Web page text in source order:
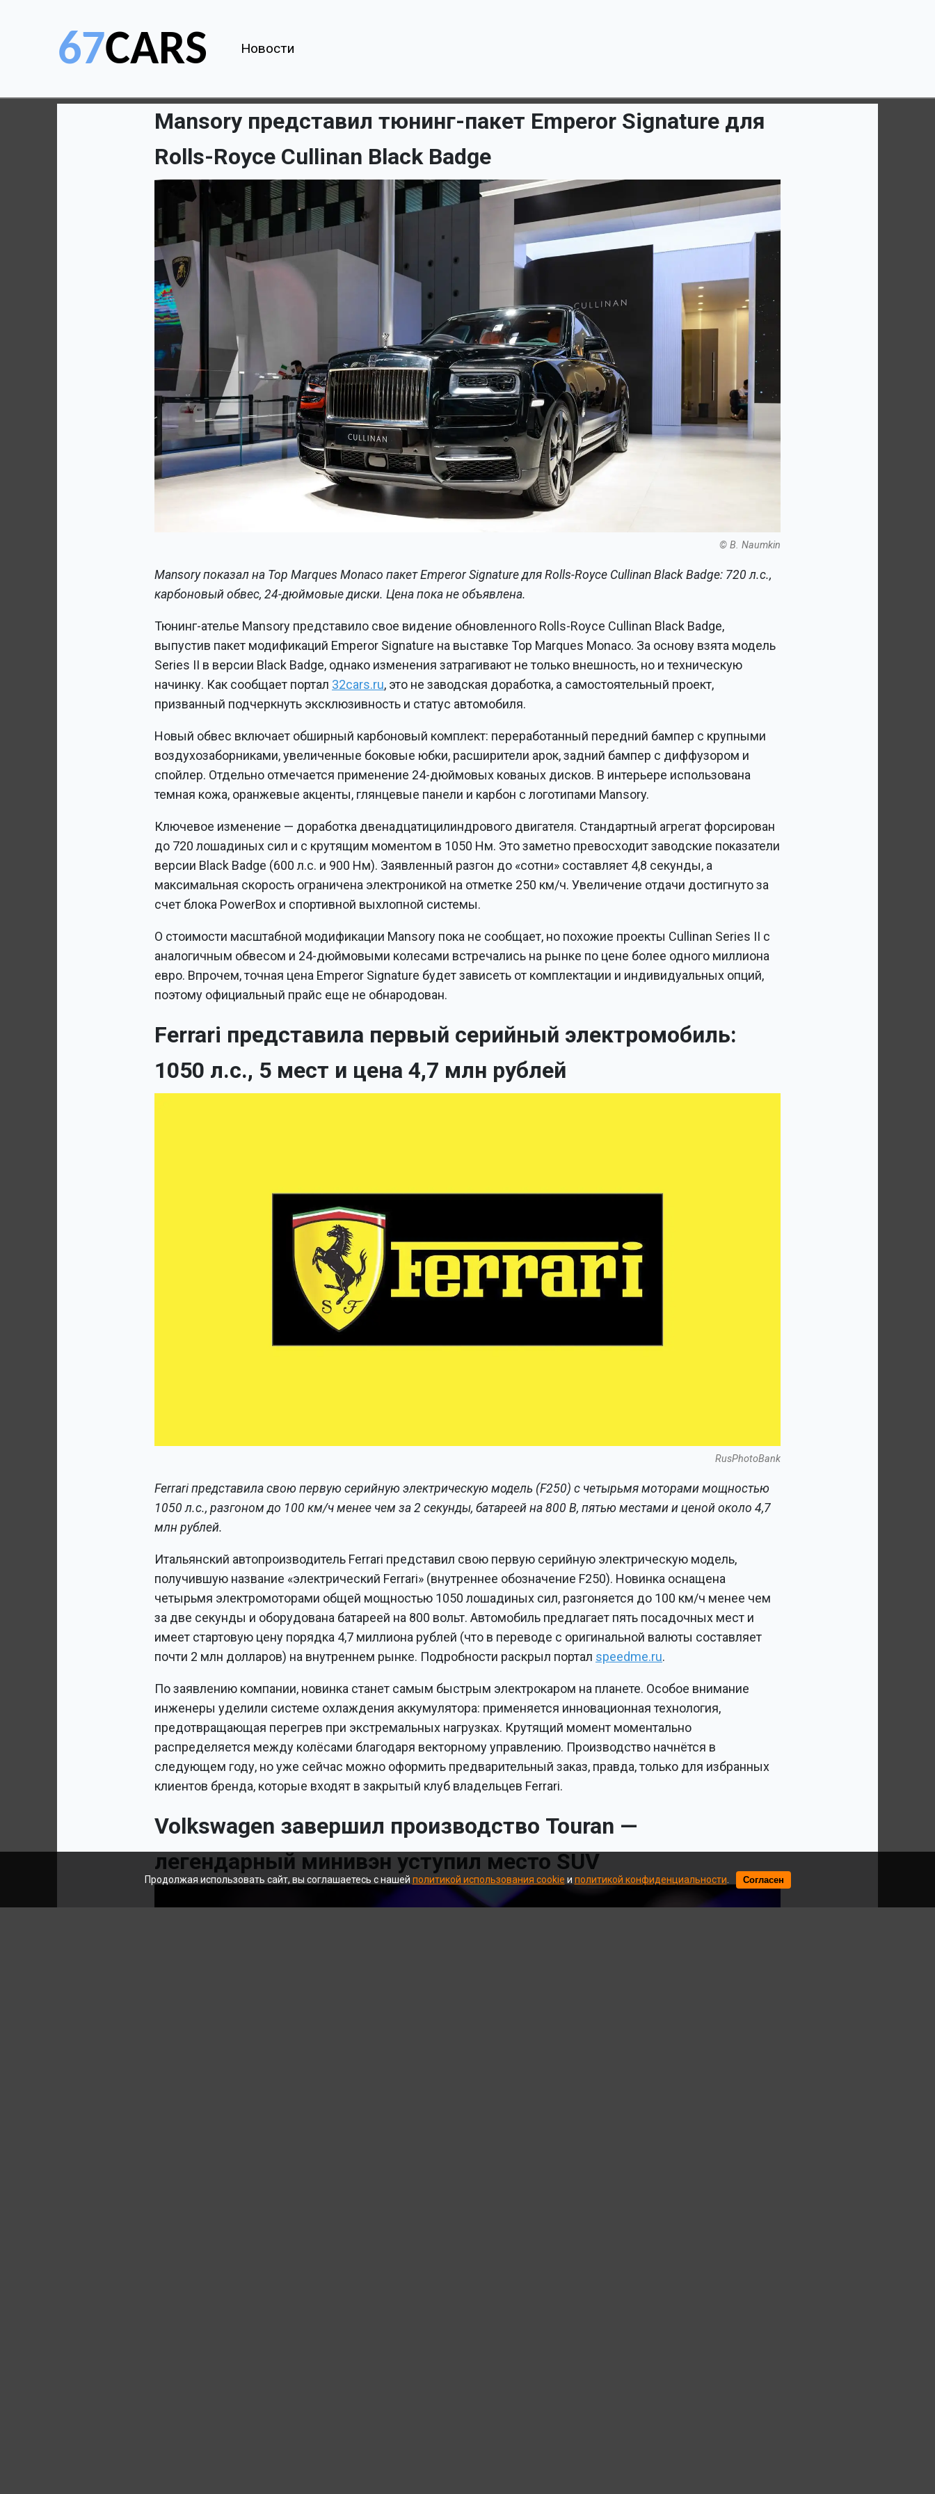
Новости
Mansory представил тюнинг-пакет Emperor Signature для
Rolls-Royce Cullinan Black Badge
© B. Naumkin
Mansory показал на Top Marques Monaco пакет Emperor Signature для Rolls-Royce Cullinan Black Badge: 720 л.с.,
карбоновый обвес, 24-дюймовые диски. Цена пока не объявлена.
Тюнинг-ателье Mansory представило свое видение обновленного Rolls-Royce Cullinan Black Badge,
выпустив пакет модификаций Emperor Signature на выставке Top Marques Monaco. За основу взята модель
Series II в версии Black Badge, однако изменения затрагивают не только внешность, но и техническую
начинку. Как сообщает портал 32cars.ru, это не заводская доработка, а самостоятельный проект,
призванный подчеркнуть эксклюзивность и статус автомобиля.
Новый обвес включает обширный карбоновый комплект: переработанный передний бампер с крупными
воздухозаборниками, увеличенные боковые юбки, расширители арок, задний бампер с диффузором и
спойлер. Отдельно отмечается применение 24-дюймовых кованых дисков. В интерьере использована
темная кожа, оранжевые акценты, глянцевые панели и карбон с логотипами Mansory.
Ключевое изменение — доработка двенадцатицилиндрового двигателя. Стандартный агрегат форсирован
до 720 лошадиных сил и с крутящим моментом в 1050 Нм. Это заметно превосходит заводские показатели
версии Black Badge (600 л.с. и 900 Нм). Заявленный разгон до «сотни» составляет 4,8 секунды, а
максимальная скорость ограничена электроникой на отметке 250 км/ч. Увеличение отдачи достигнуто за
счет блока PowerBox и спортивной выхлопной системы.
О стоимости масштабной модификации Mansory пока не сообщает, но похожие проекты Cullinan Series II с
аналогичным обвесом и 24-дюймовыми колесами встречались на рынке по цене более одного миллиона
евро. Впрочем, точная цена Emperor Signature будет зависеть от комплектации и индивидуальных опций,
поэтому официальный прайс еще не обнародован.
Ferrari представила первый серийный электромобиль:
1050 л.с., 5 мест и цена 4,7 млн рублей
RusPhotoBank
Ferrari представила свою первую серийную электрическую модель (F250) с четырьмя моторами мощностью
1050 л.с., разгоном до 100 км/ч менее чем за 2 секунды, батареей на 800 В, пятью местами и ценой около 4,7
млн рублей.
Итальянский автопроизводитель Ferrari представил свою первую серийную электрическую модель,
получившую название «электрический Ferrari» (внутреннее обозначение F250). Новинка оснащена
четырьмя электромоторами общей мощностью 1050 лошадиных сил, разгоняется до 100 км/ч менее чем
за две секунды и оборудована батареей на 800 вольт. Автомобиль предлагает пять посадочных мест и
имеет стартовую цену порядка 4,7 миллиона рублей (что в переводе с оригинальной валюты составляет
почти 2 млн долларов) на внутреннем рынке. Подробности раскрыл портал speedme.ru.
По заявлению компании, новинка станет самым быстрым электрокаром на планете. Особое внимание
инженеры уделили системе охлаждения аккумулятора: применяется инновационная технология,
предотвращающая перегрев при экстремальных нагрузках. Крутящий момент моментально
распределяется между колёсами благодаря векторному управлению. Производство начнётся в
следующем году, но уже сейчас можно оформить предварительный заказ, правда, только для избранных
клиентов бренда, которые входят в закрытый клуб владельцев Ferrari.
Volkswagen завершил производство Touran —
легендарный минивэн уступил место SUV
Продолжая использовать сайт, вы соглашаетесь с нашей политикой использования cookie и политикой конфиденциальности Согласен